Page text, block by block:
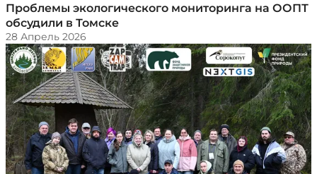
​Проблемы экологического мониторинга на ООПТ
обсудили в Томске
28 Апрель 2026